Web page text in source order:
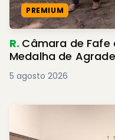
PREMIUM
R. Câmara de Fafe
Medalha de
5 agosto 2026